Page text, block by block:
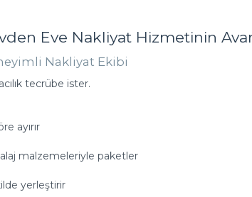
Eve Nakliyat Hizmetinin
Nakliyat Ekibi
tecrübe ister.
ayırır
malzemeleriyle paketler
yerleştirir